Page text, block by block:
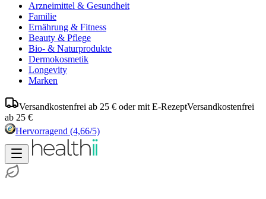
Arzneimittel & Gesundheit
Familie
Ernährung & Fitness
Beauty & Pflege
Bio- & Naturprodukte
Dermokosmetik
Longevity
Marken
Versandkostenfrei ab 25 € oder mit E-RezeptVersandkostenfrei
ab 25 €
Hervorragend (4,66/5)